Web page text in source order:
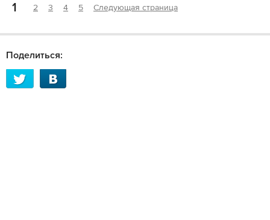
1 2 3 4 5 Следующая страница
Поделиться: